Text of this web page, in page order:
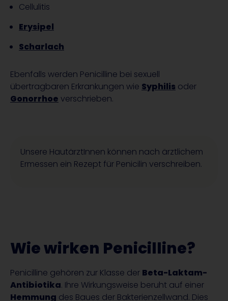
Cellulitis
Erysipel
Scharlach
Ebenfalls werden Penicilline bei sexuell
übertragbaren Erkrankungen wie Syphilis oder
Gonorrhoe verschrieben.
Unsere HautärztInnen können nach ärztlichem
Ermessen ein Rezept für Penicilin verschreiben.
Wie wirken Penicilline?
Penicilline gehören zur Klasse der Beta-Laktam-
Antibiotika. Ihre Wirkungsweise beruht auf einer
Hemmung des Baues der Bakterienzellwand. Dies